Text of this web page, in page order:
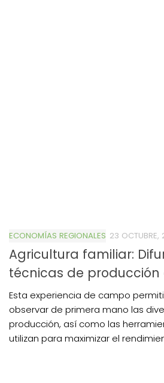
ECONOMÍAS REGIONALES 23 OCTUBRE,
Agricultura familiar:
técnicas de producción
Esta experiencia de campo
observar de primera mano las
producción, así como las
utilizan para maximizar el